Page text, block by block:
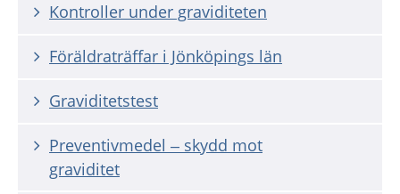
Kontroller under graviditeten
Föräldraträffar i Jönköpings län
Graviditetstest
Preventivmedel – skydd mot
graviditet